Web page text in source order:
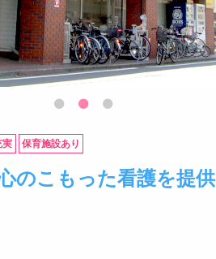
実 保育施設あり
のこもった看護を提供